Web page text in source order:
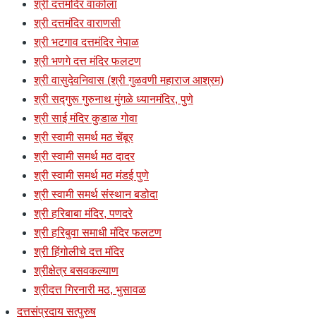
श्री दत्तमंदिर वाकोला
श्री दत्तमंदिर वाराणसी
श्री भटगाव दत्तमंदिर नेपाळ
श्री भणगे दत्त मंदिर फलटण
श्री वासुदेवनिवास (श्री गुळवणी महाराज आश्रम)
श्री सद्गुरू गुरुनाथ मुंगळे ध्यानमंदिर, पुणे
श्री साई मंदिर कुडाळ गोवा
श्री स्वामी समर्थ मठ चेंबूर
श्री स्वामी समर्थ मठ दादर
श्री स्वामी समर्थ मठ मंडई पुणे
श्री स्वामी समर्थ संस्थान बडोदा
श्री हरिबाबा मंदिर, पणदरे
श्री हरिबुवा समाधी मंदिर फलटण
श्री हिंगोलीचे दत्त मंदिर
श्रीक्षेत्र बसवकल्याण
श्रीदत्त गिरनारी मठ, भुसावळ
दत्तसंप्रदाय सत्पुरुष